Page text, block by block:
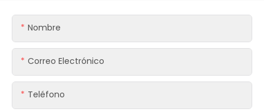
Nombre
Correo Electrónico
Teléfono